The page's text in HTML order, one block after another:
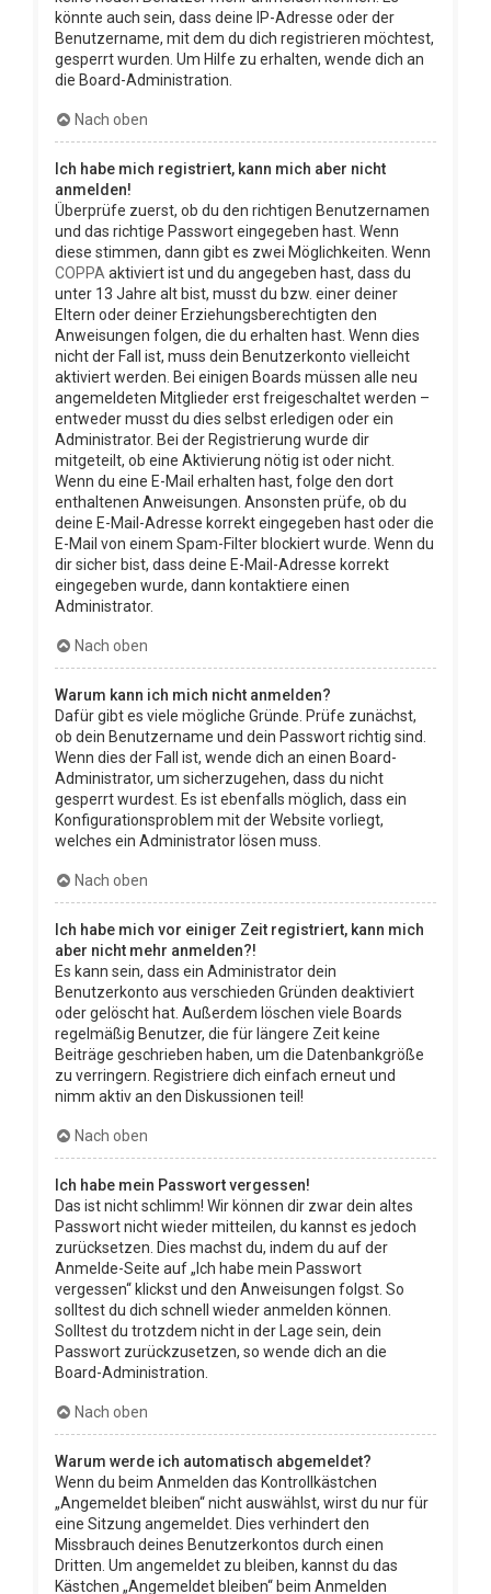
könnte auch sein, dass deine IP-Adresse oder der
Benutzername, mit dem du dich registrieren möchtest,
gesperrt wurden. Um Hilfe zu erhalten, wende dich an
die Board-Administration.
Nach oben
Ich habe mich registriert, kann mich aber nicht
anmelden!
Überprüfe zuerst, ob du den richtigen Benutzernamen
und das richtige Passwort eingegeben hast. Wenn
diese stimmen, dann gibt es zwei Möglichkeiten. Wenn
COPPA aktiviert ist und du angegeben hast, dass du
unter 13 Jahre alt bist, musst du bzw. einer deiner
Eltern oder deiner Erziehungsberechtigten den
Anweisungen folgen, die du erhalten hast. Wenn dies
nicht der Fall ist, muss dein Benutzerkonto vielleicht
aktiviert werden. Bei einigen Boards müssen alle neu
angemeldeten Mitglieder erst freigeschaltet werden –
entweder musst du dies selbst erledigen oder ein
Administrator. Bei der Registrierung wurde dir
mitgeteilt, ob eine Aktivierung nötig ist oder nicht.
Wenn du eine E-Mail erhalten hast, folge den dort
enthaltenen Anweisungen. Ansonsten prüfe, ob du
deine E-Mail-Adresse korrekt eingegeben hast oder die
E-Mail von einem Spam-Filter blockiert wurde. Wenn du
dir sicher bist, dass deine E-Mail-Adresse korrekt
eingegeben wurde, dann kontaktiere einen
Administrator.
Nach oben
Warum kann ich mich nicht anmelden?
Dafür gibt es viele mögliche Gründe. Prüfe zunächst,
ob dein Benutzername und dein Passwort richtig sind.
Wenn dies der Fall ist, wende dich an einen Board-
Administrator, um sicherzugehen, dass du nicht
gesperrt wurdest. Es ist ebenfalls möglich, dass ein
Konfigurationsproblem mit der Website vorliegt,
welches ein Administrator lösen muss.
Nach oben
Ich habe mich vor einiger Zeit registriert, kann mich
aber nicht mehr anmelden?!
Es kann sein, dass ein Administrator dein
Benutzerkonto aus verschieden Gründen deaktiviert
oder gelöscht hat. Außerdem löschen viele Boards
regelmäßig Benutzer, die für längere Zeit keine
Beiträge geschrieben haben, um die Datenbankgröße
zu verringern. Registriere dich einfach erneut und
nimm aktiv an den Diskussionen teil!
Nach oben
Ich habe mein Passwort vergessen!
Das ist nicht schlimm! Wir können dir zwar dein altes
Passwort nicht wieder mitteilen, du kannst es jedoch
zurücksetzen. Dies machst du, indem du auf der
Anmelde-Seite auf „Ich habe mein Passwort
vergessen“ klickst und den Anweisungen folgst. So
solltest du dich schnell wieder anmelden können.
Solltest du trotzdem nicht in der Lage sein, dein
Passwort zurückzusetzen, so wende dich an die
Board-Administration.
Nach oben
Warum werde ich automatisch abgemeldet?
Wenn du beim Anmelden das Kontrollkästchen
„Angemeldet bleiben“ nicht auswählst, wirst du nur für
eine Sitzung angemeldet. Dies verhindert den
Missbrauch deines Benutzerkontos durch einen
Dritten. Um angemeldet zu bleiben, kannst du das
Kästchen „Angemeldet bleiben“ beim Anmelden